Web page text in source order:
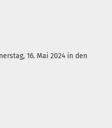
16. Mai 2024 in den